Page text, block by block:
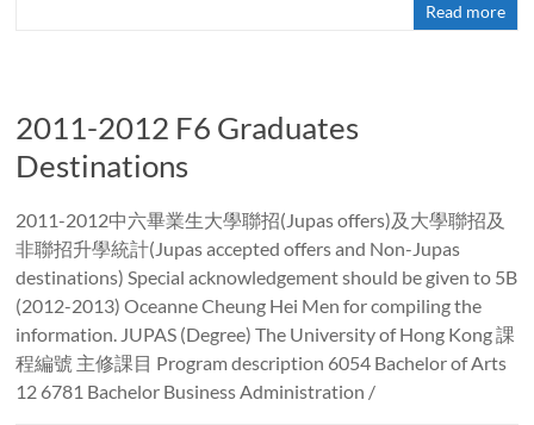
Read more
2011-2012 F6 Graduates
Destinations
2011-2012中六畢業生大學聯招(Jupas offers)及大學聯招及
非聯招升學統計(Jupas accepted offers and Non-Jupas
destinations) Special acknowledgement should be given to 5B
(2012-2013) Oceanne Cheung Hei Men for compiling the
information. JUPAS (Degree) The University of Hong Kong 課
程編號 主修課目 Program description 6054 Bachelor of Arts
12 6781 Bachelor Business Administration /